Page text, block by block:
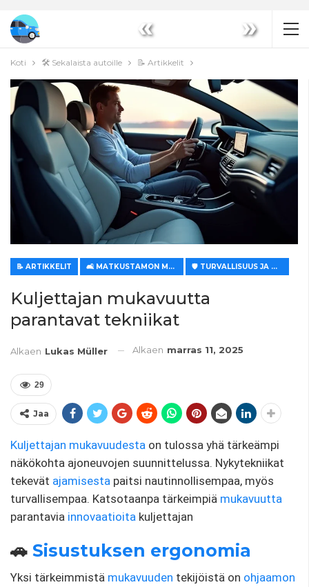
« »
Koti 🛠️ Sekalaista autoille 📝 Artikkelit
📝 ARTIKKELIT 🛋️ MATKUSTAMON MUKAVUUS JA ILMASTOINTI 🛡️ TURVALLISUUS JA MUKAVUUS
Kuljettajan mukavuutta
parantavat tekniikat
Alkaen Lukas Müller Alkaen marras 11, 2025
29
Jaa
Kuljettajan mukavuudesta on tulossa yhä tärkeämpi
näkökohta ajoneuvojen suunnittelussa. Nykytekniikat
tekevät ajamisesta paitsi nautinnollisempaa, myös
turvallisempaa. Katsotaanpa tärkeimpiä mukavuutta
parantavia innovaatioita kuljettajan
🚗 Sisustuksen ergonomia
Yksi tärkeimmistä mukavuuden tekijöistä on ohjaamon